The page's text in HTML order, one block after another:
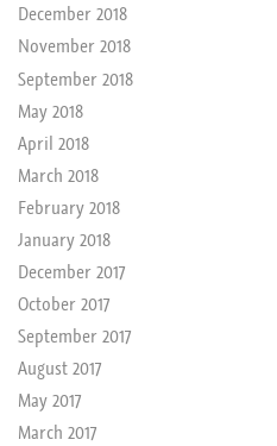
December 2018
November 2018
September 2018
May 2018
April 2018
March 2018
February 2018
January 2018
December 2017
October 2017
September 2017
August 2017
May 2017
March 2017